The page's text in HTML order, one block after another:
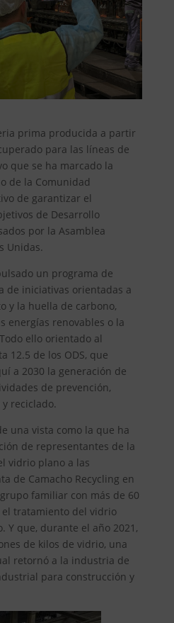
prima producida a partir
para las líneas de
que se ha marcado la
de la Comunidad
de garantizar el
de Desarrollo
por la Asamblea
Unidas.
un programa de
de iniciativas orientadas a
y la huella de carbono,
energías renovables o la
ello orientado al
12.5 de los ODS, que
a 2030 la generación de
de prevención,
reciclado.
una vista como la que ha
de representantes de la
vidrio plano a las
de Camacho Recycling en
familiar con más de 60
tratamiento del vidrio
Y que, durante el año 2021,
de kilos de vidrio, una
retornó a la industria de
para construcción y